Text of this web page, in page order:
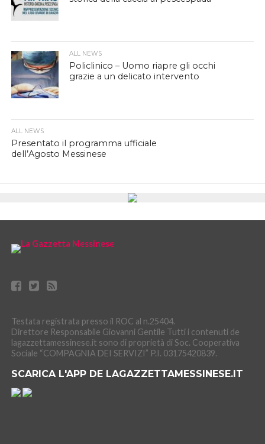
ALL NEWS
Policlinico – Uomo riapre gli occhi
grazie a un delicato intervento
ALL NEWS
Presentato il programma ufficiale
dell’Agosto Messinese
Testata registrata presso il ROC al n.25404.
Direttore Responsabile Giovanni Gentile Tutti i contenuti de
lagazzettamessinese.it sono di proprietà di Soc. Cooperativa
Sociale “COMPAGNIA DEI SERVIZI” P.I. 03175420839.
SCARICA L'APP DE LAGAZZETTAMESSINESE.IT